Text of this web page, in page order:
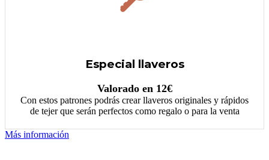
Especial llaveros
Valorado en 12€
Con estos patrones podrás crear llaveros originales y rápidos
de tejer que serán perfectos como regalo o para la venta
Más información